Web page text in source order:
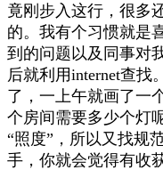
竟刚步入这行，很多
的。我有个习惯就是
到的问题以及同事对
后就利用internet查找
了，一上午就画了一
个房间需要多少个灯
“照度”，所以又找规
手，你就会觉得有收